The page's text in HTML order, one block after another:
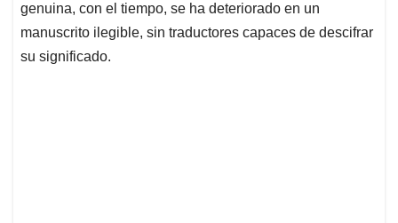
genuina, con el tiempo, se ha deteriorado en un
manuscrito ilegible, sin traductores capaces de descifrar
su significado.